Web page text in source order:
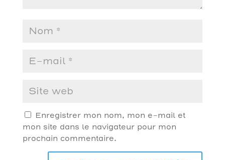
Enregistrer mon nom, mon e-mail et
mon site dans le navigateur pour mon
prochain commentaire.